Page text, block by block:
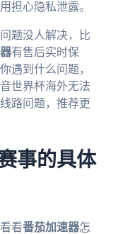
担心隐私泄露。
题没人解决，比
有售后实时保
遇到什么问题，
世界杯海外无法
路问题，推荐更
事的具体
看番茄加速器怎